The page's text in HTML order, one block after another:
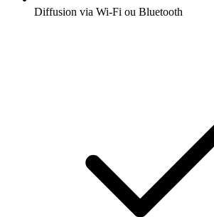
Diffusion via Wi-Fi ou Bluetooth